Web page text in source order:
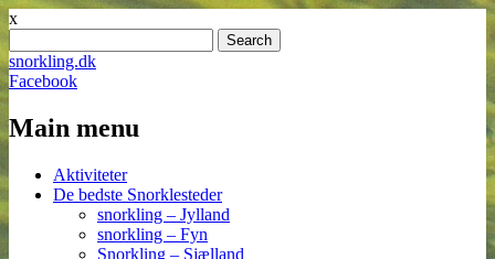
x
for:
snorkling.dk
Facebook
Main menu
Skip
to
Aktiviteter
De bedste Snorklesteder
snorkling – Jylland
snorkling – Fyn
Snorkling – Sjælland